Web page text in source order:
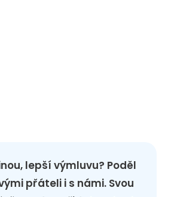
lepší výmluvu? Poděl
přáteli i s námi. Svou